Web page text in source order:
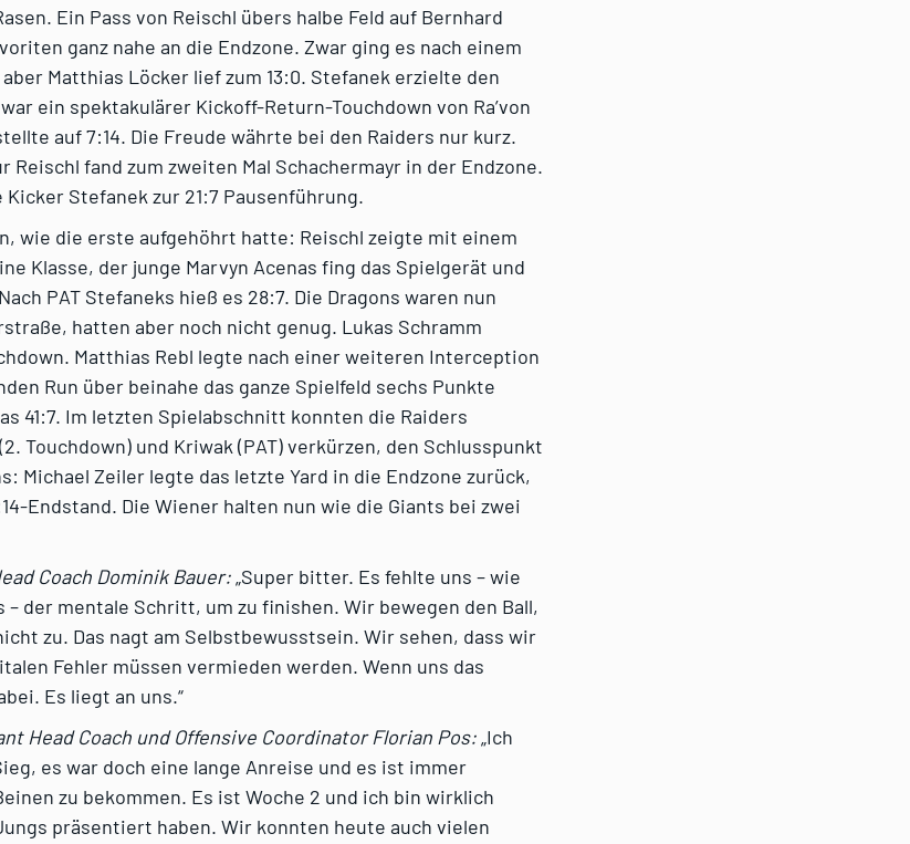
Ein Pass von Reischl übers halbe Feld auf Bernhard
ganz nahe an die Endzone. Zwar ging es nach einem
aber Matthias Löcker lief zum 13:0. Stefanek erzielte den
ein spektakulärer Kickoff-Return-Touchdown von Ra’von
auf 7:14. Die Freude währte bei den Raiders nur kurz.
Reischl fand zum zweiten Mal Schachermayr in der Endzone.
Stefanek zur 21:7 Pausenführung.
wie die erste aufgehöhrt hatte: Reischl zeigte mit einem
Klasse, der junge Marvyn Acenas fing das Spielgerät und
PAT Stefaneks hieß es 28:7. Die Dragons waren nun
hatten aber noch nicht genug. Lukas Schramm
Matthias Rebl legte nach einer weiteren Interception
Run über beinahe das ganze Spielfeld sechs Punkte
41:7. Im letzten Spielabschnitt konnten die Raiders
Touchdown) und Kriwak (PAT) verkürzen, den Schlusspunkt
Michael Zeiler legte das letzte Yard in die Endzone zurück,
Endstand. Die Wiener halten nun wie die Giants bei zwei
Coach Dominik Bauer: „Super bitter. Es fehlte uns – wie
– der mentale Schritt, um zu finishen. Wir bewegen den Ball,
zu. Das nagt am Selbstbewusstsein. Wir sehen, dass wir
Fehler müssen vermieden werden. Wenn uns das
Es liegt an uns.“
Head Coach und Offensive Coordinator Florian Pos: „Ich
es war doch eine lange Anreise und es ist immer
zu bekommen. Es ist Woche 2 und ich bin wirklich
präsentiert haben. Wir konnten heute auch vielen